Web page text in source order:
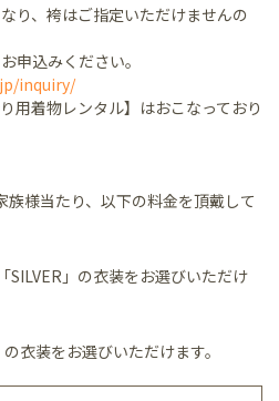
り、袴はご指定いただけませんの
申込みください。
inquiry/
用着物レンタル】はおこなっており
様当たり、以下の料金を頂戴して
SILVER」の衣装をお選びいただけ
衣装をお選びいただけます。